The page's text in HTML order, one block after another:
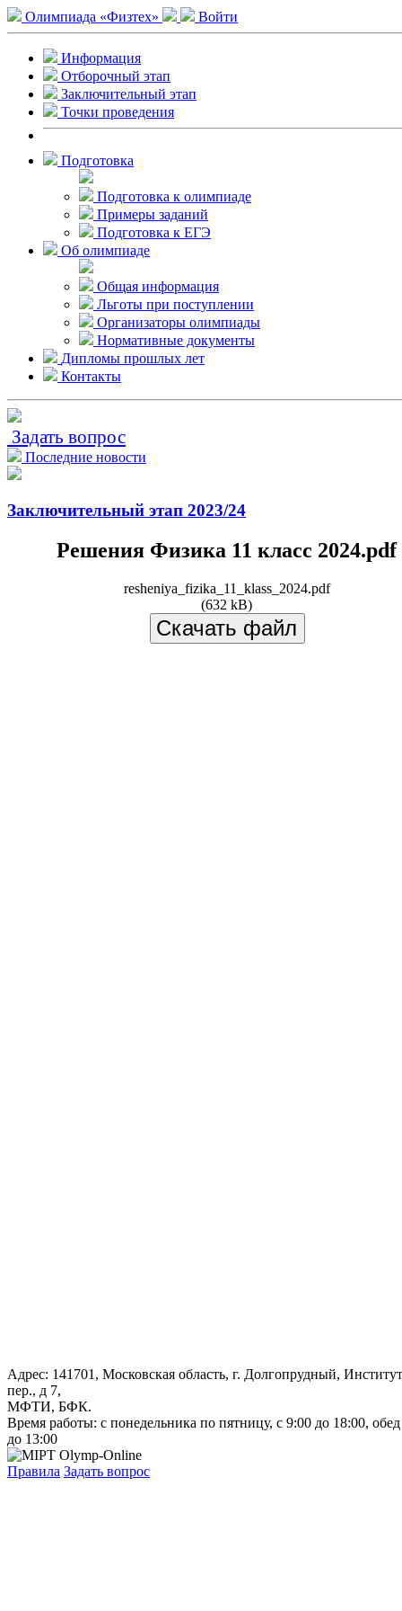
Олимпиада «Физтех» Войти
Информация
Отборочный этап
Заключительный этап
Точки проведения
Подготовка
Подготовка к олимпиаде
Примеры заданий
Подготовка к ЕГЭ
Об олимпиаде
Общая информация
Льготы при поступлении
Организаторы олимпиады
Нормативные документы
Дипломы прошлых лет
Контакты
Задать вопрос
Последние новости
Заключительный этап 2023/24
Решения Физика 11 класс 2024.pdf
resheniya_fizika_11_klass_2024.pdf
(632 kB)
Скачать файл
Адрес: 141701, Московская область, г. Долгопрудный,
пер., д 7,
МФТИ, БФК.
Время работы: с понедельника по пятницу, с 9:00 до 18:00,
до 13:00
Правила Задать вопрос